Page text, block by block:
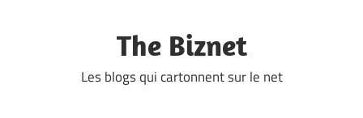
The Biznet
Les blogs qui cartonnent sur le net